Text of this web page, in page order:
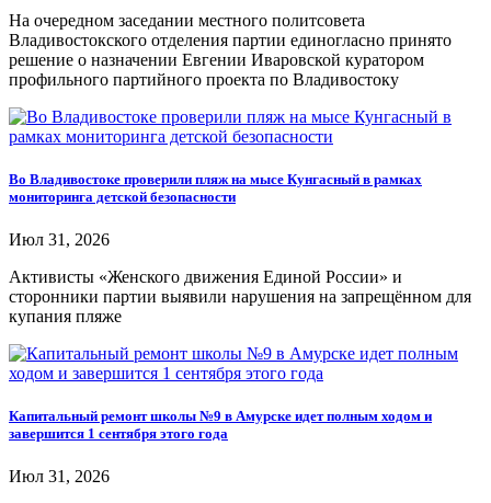
На очередном заседании местного политсовета
Владивостокского отделения партии единогласно принято
решение о назначении Евгении Иваровской куратором
профильного партийного проекта по Владивостоку
Во Владивостоке проверили пляж на мысе Кунгасный в рамках
мониторинга детской безопасности
Июл 31, 2026
Активисты «Женского движения Единой России» и
сторонники партии выявили нарушения на запрещённом для
купания пляже
Капитальный ремонт школы №9 в Амурске идет полным ходом и
завершится 1 сентября этого года
Июл 31, 2026